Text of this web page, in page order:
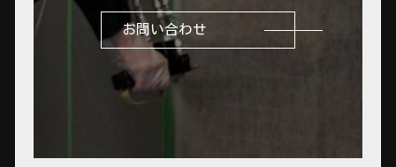
お問い合わせ